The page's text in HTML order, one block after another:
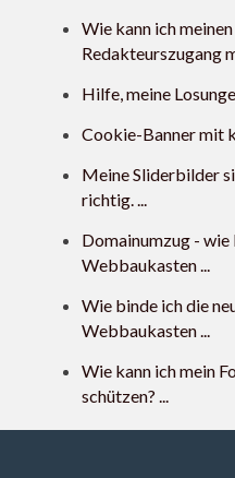
Wie kann ich
Redakteurszugang
Hilfe, meine
Cookie-Banner mit
Meine Sliderbilder
richtig. ...
Domainumzug - wie
Webbaukasten ...
Wie binde ich die
Webbaukasten ...
Wie kann ich mein
schützen? ...